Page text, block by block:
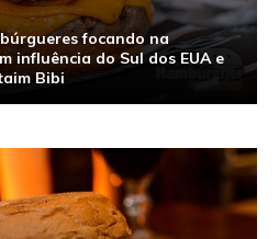
focando na
influência do Sul dos EUA e
Bibi